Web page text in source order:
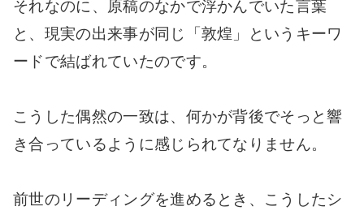
それなのに、原稿のなかで浮かんでいた言葉
と、現実の出来事が同じ「敦煌」というキーワ
ードで結ばれていたのです。
こうした偶然の一致は、何かが背後でそっと響
き合っているように感じられてなりません。
前世のリーディングを進めるとき、こうしたシ